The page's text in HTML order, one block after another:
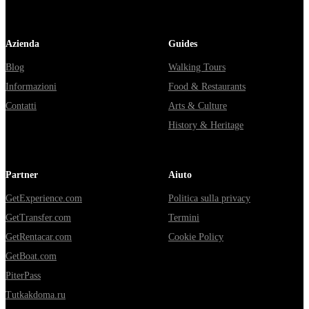
Azienda
Blog
Informazioni
Contatti
Guides
Walking Tours
Food & Restaurants
Arts & Culture
History & Heritage
Partner
GetExperience.com
GetTransfer.com
GetRentacar.com
GetBoat.com
PiterPass
Tutkakdoma.ru
Aiuto
Politica sulla privacy
Termini
Cookie Policy